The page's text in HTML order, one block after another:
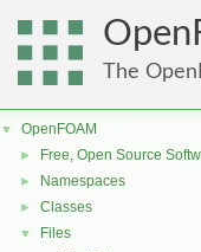
The
▼ OpenFOAM
► Free, Open Source
► Namespaces
► Classes
▼ Files